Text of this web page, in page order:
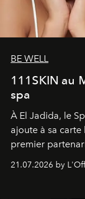
BE WELL
111SKIN au
spa
À El Jadida, le
ajoute à sa carte
premier
britannique,
londonien et
21.07.2026 by